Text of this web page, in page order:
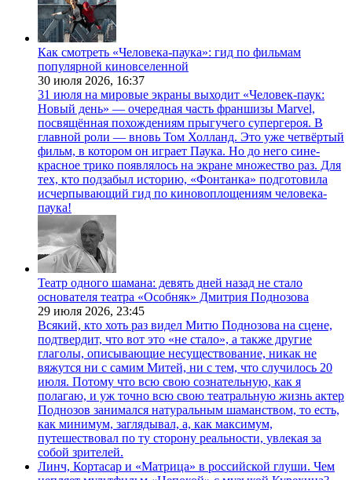
Как смотреть «Человека-паука»: гид по фильмам
популярной киновселенной
30 июля 2026, 16:37
31 июля на мировые экраны выходит «Человек-паук:
Новый день» — очередная часть франшизы Marvel,
посвящённая похождениям прыгучего супергероя. В
главной роли — вновь Том Холланд. Это уже четвёртый
фильм, в котором он играет Паука. Но до него сине-
красное трико появлялось на экране множество раз. Для
тех, кто подзабыл историю, «Фонтанка» подготовила
исчерпывающий гид по киновоплощениям человека-
паука!
Театр одного шамана: девять дней назад не стало
основателя театра «Особняк» Дмитрия Поднозова
29 июля 2026, 23:45
Всякий, кто хоть раз видел Митю Поднозова на сцене,
подтвердит, что вот это «не стало», а также другие
глаголы, описывающие несуществование, никак не
вяжутся ни с самим Митей, ни с тем, что случилось 20
июля. Потому что всю свою сознательную, как я
полагаю, и уж точно всю свою театральную жизнь актер
Поднозов занимался натуральным шаманством, то есть,
как минимум, заглядывал, а, как максимум,
путешествовал по ту сторону реальности, увлекая за
собой зрителей.
Линч, Кортасар и «Матрица» в российской глуши. Чем